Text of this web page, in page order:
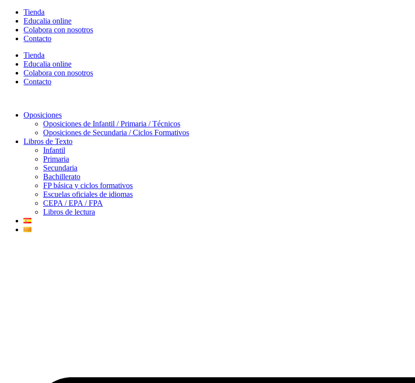
contenido
Tienda
Educalia online
Colabora con nosotros
Contacto
Tienda
Educalia online
Colabora con nosotros
Contacto
Oposiciones
Oposiciones de Infantil / Primaria / Técnicos
Oposiciones de Secundaria / Ciclos Formativos
Libros de Texto
Infantil
Primaria
Secundaria
Bachillerato
FP básica y ciclos formativos
Escuelas oficiales de idiomas
CEPA / EPA / FPA
Libros de lectura